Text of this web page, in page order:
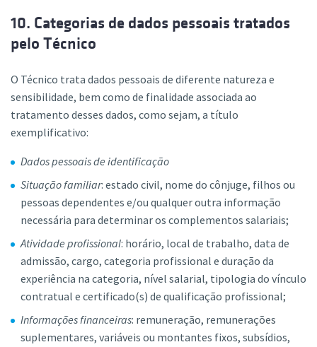
10. Categorias de dados pessoais tratados
pelo Técnico
O Técnico trata dados pessoais de diferente natureza e
sensibilidade, bem como de finalidade associada ao
tratamento desses dados, como sejam, a título
exemplificativo:
Dados pessoais de identificação
Situação familiar: estado civil, nome do cônjuge, filhos ou
pessoas dependentes e/ou qualquer outra informação
necessária para determinar os complementos salariais;
Atividade profissional: horário, local de trabalho, data de
admissão, cargo, categoria profissional e duração da
experiência na categoria, nível salarial, tipologia do vínculo
contratual e certificado(s) de qualificação profissional;
Informações financeiras: remuneração, remunerações
suplementares, variáveis ou montantes fixos, subsídios,